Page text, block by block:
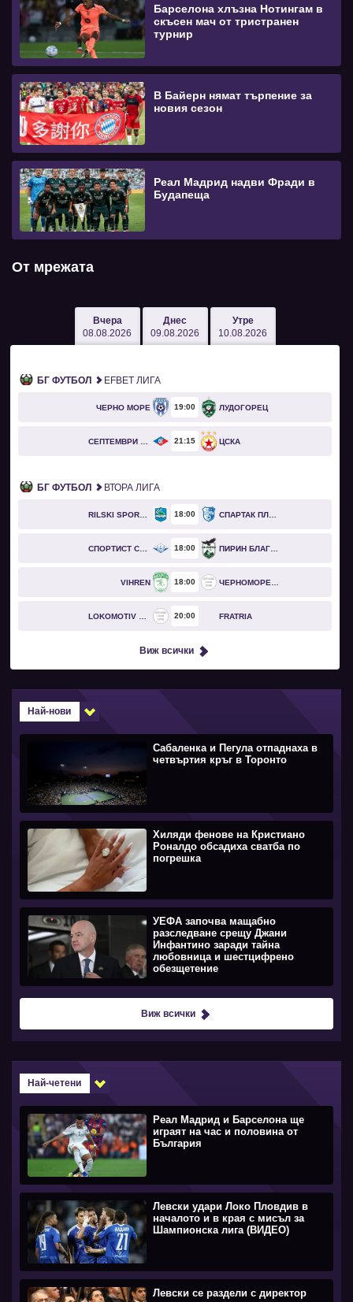
Барселона хлъзна Нотингам в
скъсен мач от тристранен
турнир
В Байерн нямат търпение за
новия сезон
Реал Мадрид надви Фради в
Будапеща
От мрежата
Вчера
08.08.2026
Днес
09.08.2026
Утре
10.08.2026
БГ ФУТБОЛ EFBET ЛИГА
ЧЕРНО МОРЕ 19 00 ЛУДОГОРЕЦ
21 15 ЦСКА
БГ ФУТБОЛ ВТОРА ЛИГА
RILSKI SPORTIST 18 00 СПАРТАК ПЛЕВЕН
СПОРТИСТ СВОГЕ 18 00 ПИРИН БЛАГОЕВГРАД
VIHREN 18 00
20 00 FRATRIA
Виж всички
Най-нови
Сабаленка и Пегула отпаднаха в
четвъртия кръг в Торонто
Хиляди фенове на Кристиано
Роналдо обсадиха сватба по
погрешка
УЕФА започва мащабно
разследване срещу Джани
Инфантино заради тайна
любовница и шестцифрено
обезщетение
Виж всички
Най-четени
Реал Мадрид и Барселона ще
играят на час и половина от
България
Левски удари Локо Пловдив в
началото и в края с мисъл за
Шампионска лига (ВИДЕО)
Левски се раздели с директор